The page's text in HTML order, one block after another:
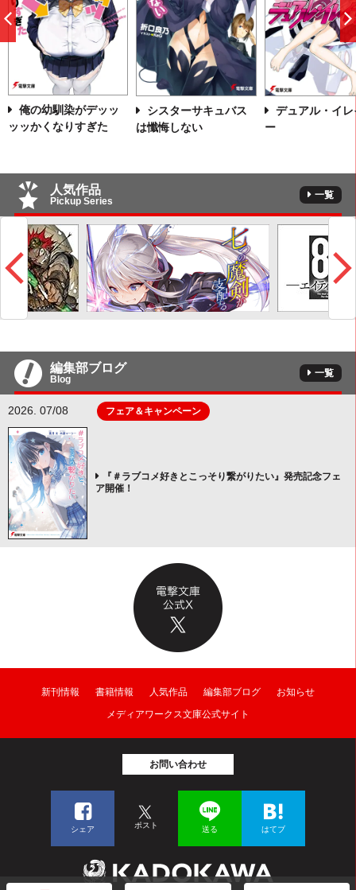
俺の幼馴染がデッッ
ッッかくなりすぎた
シスターサキュバス
は懺悔しない
デュアル・イレ
ー
前
人気作品
Pickup Series
一覧
編集部ブログ
Blog
一覧
2026. 07/08 フェア＆キャンペーン
『＃ラブコメ好きとこっそり繋がりたい』発売記念フェ
ア開催！
新刊情報 書籍情報 人気作品 編集部ブログ
お知らせ
メディアワークス文庫公式サイト
お問い合わせ
シェア ポスト 送る はてブ